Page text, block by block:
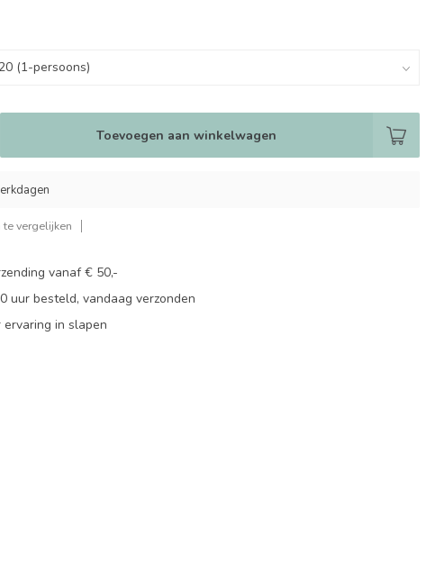
Toevoegen aan winkelwagen
vergelijken
vanaf € 50,-
uur besteld, vandaag verzonden
in slapen